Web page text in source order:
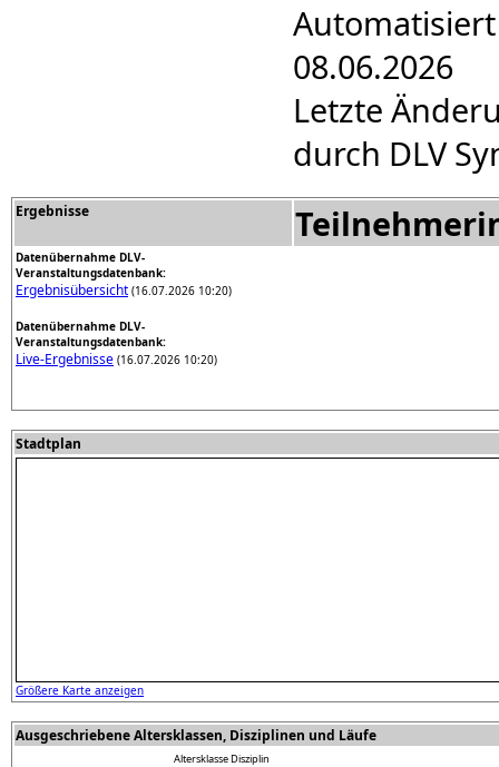
08.06.2026
Letzte
durch DLV
Ergebnisse
Datenübernahme DLV-
Veranstaltungsdatenbank:
Ergebnisübersicht (16.07.2026 10:20)
Datenübernahme DLV-
Veranstaltungsdatenbank:
Live-Ergebnisse (16.07.2026 10:20)
Stadtplan
Größere Karte anzeigen
Ausgeschriebene Altersklassen, Disziplinen und Läufe
AltersklasseDisziplin